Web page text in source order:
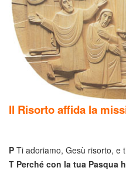
Il Risorto affida la
P Ti adoriamo, Gesù risorto, e
T Perché con la tua Pasqua